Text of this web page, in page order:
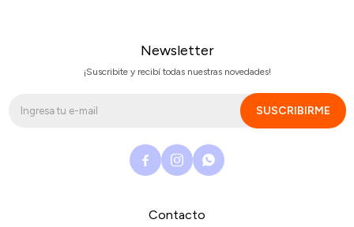
Contacto
Newsletter
¡Suscribite y recibí todas nuestras novedades!
SUSCRIBIRME
  